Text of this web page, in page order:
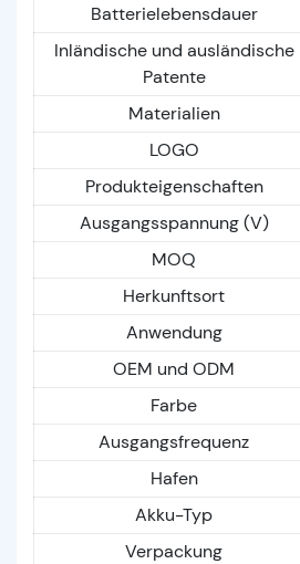
Batterielebensdauer
Inländische und ausländische
Patente
Materialien
LOGO
Produkteigenschaften
Ausgangsspannung (V)
MOQ
Herkunftsort
Anwendung
OEM und ODM
Farbe
Ausgangsfrequenz
Hafen
Akku-Typ
Verpackung